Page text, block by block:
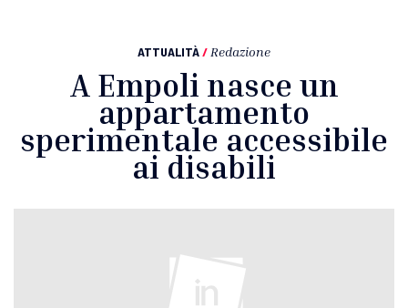
ATTUALITÀ/ Redazione
A Empoli nasce un
appartamento
sperimentale accessibile
ai disabili